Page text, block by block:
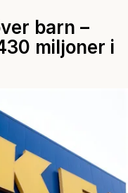
barn –
miljoner i